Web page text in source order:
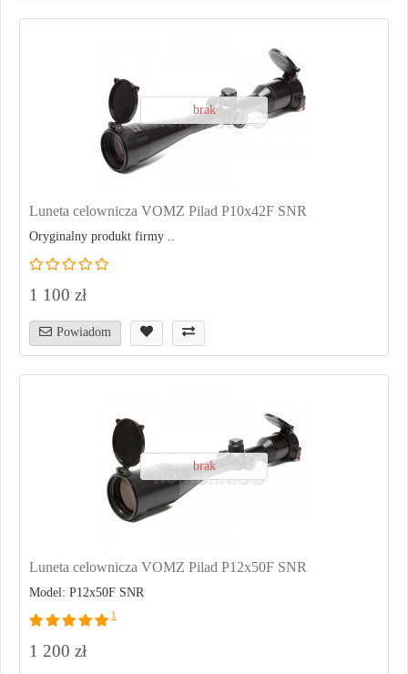
brak
Luneta celownicza VOMZ Pilad P10x42F SNR
Oryginalny produkt firmy ..
1 100 zł
Powiadom
brak
Luneta celownicza VOMZ Pilad P12x50F SNR
Model: P12x50F SNR
1
1 200 zł